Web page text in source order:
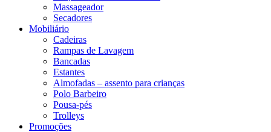
Massageador
Secadores
Mobiliário
Cadeiras
Rampas de Lavagem
Bancadas
Estantes
Almofadas – assento para crianças
Polo Barbeiro
Pousa-pés
Trolleys
Promoções